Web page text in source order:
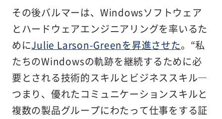
その後バルマーは、Windowsソフトウェア
とハードウェアエンジニアリングを率いるた
めにJulie Larson-Greenを昇進させた。“私
たちのWindowsの軌跡を継続するために必
要とされる技術的スキルとビジネススキル―
つまり、優れたコミュニケーションスキルと
複数の製品グループにわたって仕事をする証